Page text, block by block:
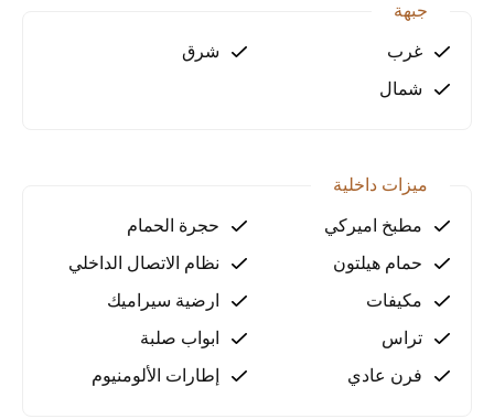
شقة دوبلكس 3+1
مساحة إجمالية (بروت) 160 م²
حمّامان (2)
شرفة واحدة
مميزات المجمع السكني
حمام تركي
ساونا
غرفة بخار
جبهة
غرب
شرق
شمال
ميزات داخلية
مطبخ اميركي
حجرة الحمام
حمام هيلتون
نظام الاتصال الداخلي
مكيفات
ارضية سيراميك
تراس
ابواب صلبة
فرن عادي
إطارات الألومنيوم